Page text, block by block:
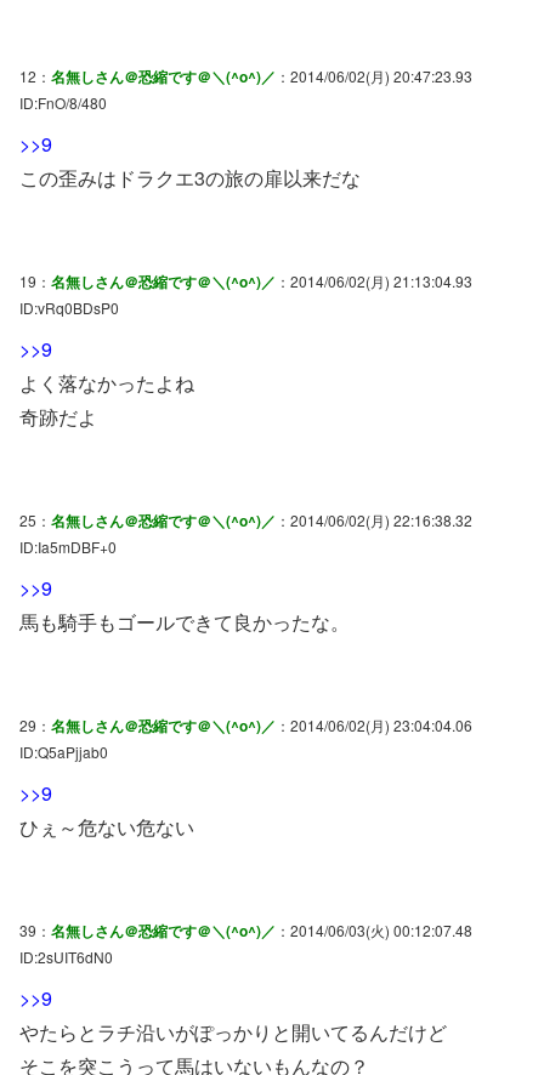
12： 名無しさん＠恐縮です＠＼(^o^)／ ：2014/06/02(月) 20:47:23.93
ID:FnO/8/480
>>9
この歪みはドラクエ3の旅の扉以来だな
19： 名無しさん＠恐縮です＠＼(^o^)／ ：2014/06/02(月) 21:13:04.93
ID:vRq0BDsP0
>>9
よく落なかったよね
奇跡だよ
25： 名無しさん＠恐縮です＠＼(^o^)／ ：2014/06/02(月) 22:16:38.32
ID:Ia5mDBF+0
>>9
馬も騎手もゴールできて良かったな。
29： 名無しさん＠恐縮です＠＼(^o^)／ ：2014/06/02(月) 23:04:04.06
ID:Q5aPjjab0
>>9
ひぇ～危ない危ない
39： 名無しさん＠恐縮です＠＼(^o^)／ ：2014/06/03(火) 00:12:07.48
ID:2sUIT6dN0
>>9
やたらとラチ沿いがぽっかりと開いてるんだけど
そこを突こうって馬はいないもんなの？